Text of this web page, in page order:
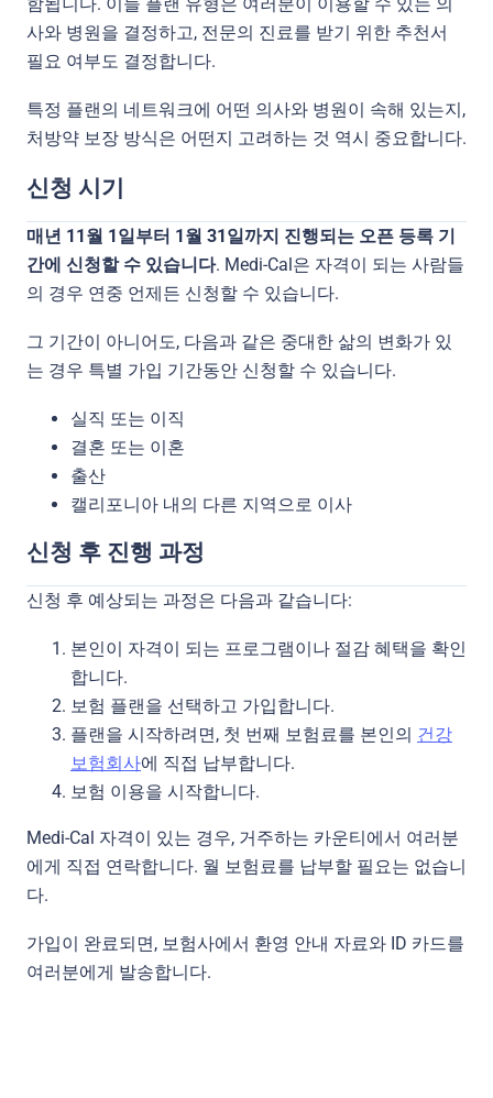
사와 병원을 결정하고, 전문의 진료를 받기 위한 추천서
필요 여부도 결정합니다.
특정 플랜의 네트워크에 어떤 의사와 병원이 속해 있는지,
처방약 보장 방식은 어떤지 고려하는 것 역시 중요합니다.
신청 시기
매년 11월 1일부터 1월 31일까지 진행되는 오픈 등록 기
간에 신청할 수 있습니다. Medi-Cal은 자격이 되는 사람들
의 경우 연중 언제든 신청할 수 있습니다.
그 기간이 아니어도, 다음과 같은 중대한 삶의 변화가 있
는 경우 특별 가입 기간동안 신청할 수 있습니다.
실직 또는 이직
결혼 또는 이혼
출산
캘리포니아 내의 다른 지역으로 이사
신청 후 진행 과정
신청 후 예상되는 과정은 다음과 같습니다:
본인이 자격이 되는 프로그램이나 절감 혜택을 확인
합니다.
보험 플랜을 선택하고 가입합니다.
플랜을 시작하려면, 첫 번째 보험료를 본인의 건강
보험회사에 직접 납부합니다.
보험 이용을 시작합니다.
Medi-Cal 자격이 있는 경우, 거주하는 카운티에서 여러분
에게 직접 연락합니다. 월 보험료를 납부할 필요는 없습니
다.
가입이 완료되면, 보험사에서 환영 안내 자료와 ID 카드를
여러분에게 발송합니다.